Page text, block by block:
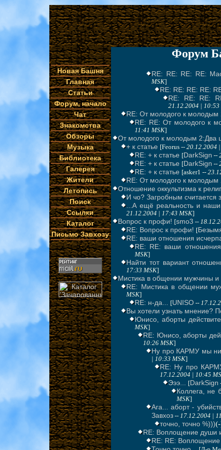
Новая Башня
Главная
Статьи
Форум, начало
Чат
Знакомства
Обзоры
Музыка
Библиотека
Галерея
Жители
Летопись
Поиск
Ссылки
Каталог
Письмо Завхозу
Форум
RE: RE: RE: RE:
MSK]
RE: RE: RE: RE:
RE: RE: RE:
21.12.2004 | 10:53
RE: От молодого к молодым
RE: RE: От молодого к
11:41 MSK]
От молодого к молодым 2:Два
+ к статье [Feorus -- 20.12.2004
RE: + к статье [DarkSign --
RE: + к статье [DarkSign --
RE: + к статье [asker1 --
RE: От молодого к молодым
Отношение оккультизма к
И чо? Загробным считается
...А ещё реальность и
21.12.2004 | 17:43 MSK]
Вопрос к профи! [smo3 --
RE: Вопрос к профи! [
RE: ваши отношения
RE: RE: ваши
MSK]
Найти тот вариант
17:33 MSK]
Мистика в общении мужчины
RE: Мистика в общении
MSK]
RE: н-да... [UNISO --
Вы хотели узнать мнение?
Юнисо, аборты
MSK]
RE: Юнисо, аборты
10:26 MSK]
Ну про КАРМУ мы
| 10:33 MSK]
RE: Ну про
17.12.2004 | 10:45
Эээ... [DarkSign
Коллега, не
MSK]
Ага... аборт -
Завхоз -- 17.12.2004 |
точно, точно %)))
RE: Воплощение души
RE: RE: